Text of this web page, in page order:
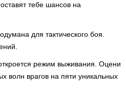
тебе шансов на
для тактического боя.
режим выживания. Оцени
волн врагов на пяти уникальных